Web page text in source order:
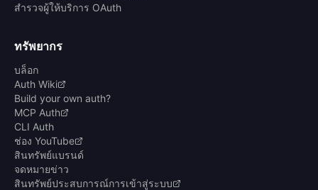
สำรวจผู้ให้บริการ OAuth
ทรัพยากร
บล็อก
Auth Wiki
Build your own auth?
MCP Auth
CLI Auth
ช่อง YouTube
สินทรัพย์แบรนด์
จดหมายข่าว
สินทรัพย์ประสบการณ์การเข้าสู่ระบบ